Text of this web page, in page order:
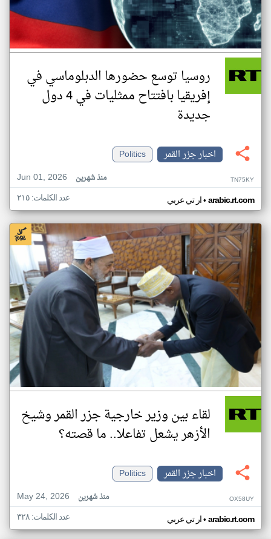
روسيا توسع حضورها الدبلوماسي في
إفريقيا بافتتاح ممثليات في 4 دول
جديدة
اخبار جزر القمر
Politics
Jun 01, 2026
منذ شهرين TN75KY
ار تي عربي• arabic.rt.com عدد الكلمات: ٢١٥
لقاء بين وزير خارجية جزر القمر وشيخ
الأزهر يشعل تفاعلا.. ما قصته؟
اخبار جزر القمر
Politics
May 24, 2026
منذ شهرين OX58UY
ار تي عربي• arabic.rt.com عدد الكلمات: ٣٢٨